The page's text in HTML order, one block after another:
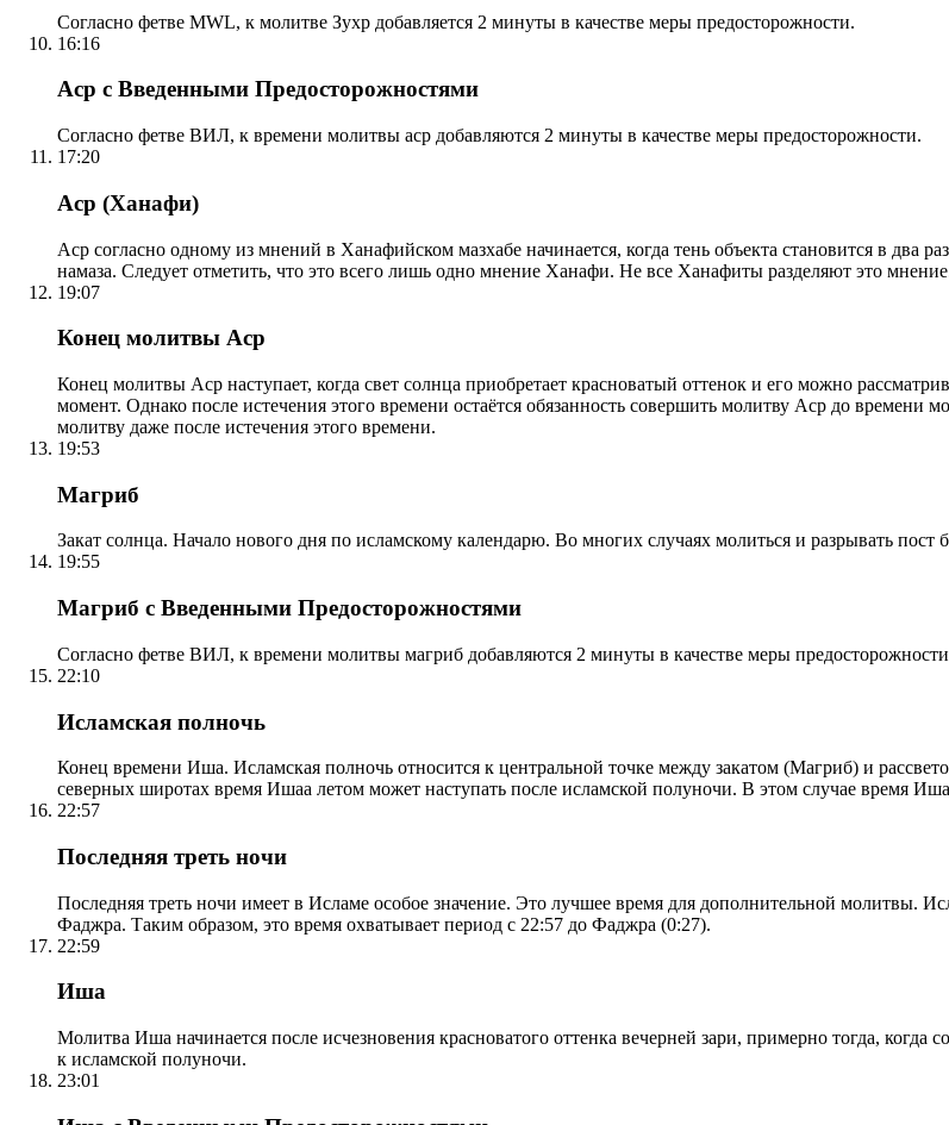
Согласно фетве MWL, к молитве Зухр добавляется 2 минуты в качестве меры предосторожности.
16:16
Аср с Введенными Предосторожностями
Согласно фетве ВИЛ, к времени молитвы аср добавляются 2 минуты в качестве меры предосторожности.
17:20
Аср (Ханафи)
Аср согласно одному из мнений в Ханафийском мазхабе начинается, когда тень объекта становится в два
намаза. Следует отметить, что это всего лишь одно мнение Ханафи. Не все Ханафиты разделяют это
19:07
Конец молитвы Аср
Конец молитвы Аср наступает, когда свет солнца приобретает красноватый оттенок и его можно
момент. Однако после истечения этого времени остаётся обязанность совершить молитву Аср до времени
молитву даже после истечения этого времени.
19:53
Магриб
Закат солнца. Начало нового дня по исламскому календарю. Во многих случаях молиться и разрывать
19:55
Магриб с Введенными Предосторожностями
Согласно фетве ВИЛ, к времени молитвы магриб добавляются 2 минуты в качестве меры
22:10
Исламская полночь
Конец времени Иша. Исламская полночь относится к центральной точке между закатом (Магриб) и
северных широтах время Ишаа летом может наступать после исламской полуночи. В этом случае время
22:57
Последняя треть ночи
Последняя треть ночи имеет в Исламе особое значение. Это лучшее время для дополнительной молитвы.
Фаджра. Таким образом, это время охватывает период с 22:57 до Фаджра (0:27).
22:59
Иша
Молитва Иша начинается после исчезновения красноватого оттенка вечерней зари, примерно тогда, когда
к исламской полуночи.
23:01